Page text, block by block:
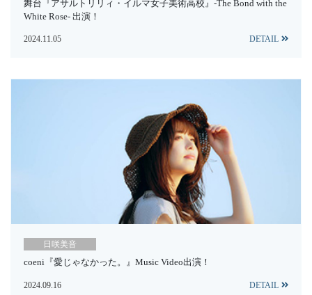
舞台『アサルトリリィ・イルマ女子美術高校』-The Bond with the
White Rose- 出演！
2024.11.05 DETAIL
日咲美音
coeni『愛じゃなかった。』Music Video出演！
2024.09.16 DETAIL